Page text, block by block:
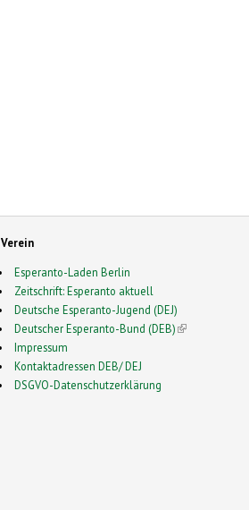
Verein
Esperanto-Laden Berlin
Zeitschrift: Esperanto aktuell
Deutsche Esperanto-Jugend (DEJ)
Deutscher Esperanto-Bund (DEB)(link is external)
Impressum
Kontaktadressen DEB/ DEJ
DSGVO-Datenschutzerklärung